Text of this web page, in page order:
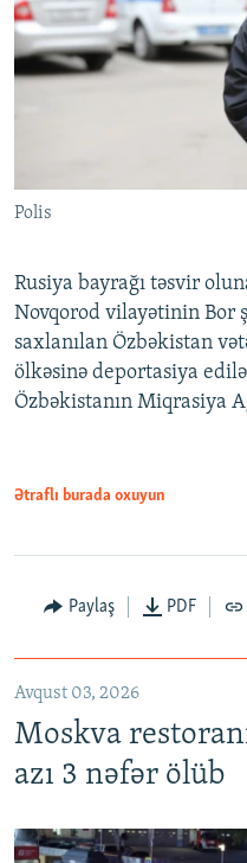
Polis
Rusiya bayrağı təsvir
Novqorod vilayətinin Bor
saxlanılan Özbəkistan
ölkəsinə deportasiya
Özbəkistanın Miqrasiya
Ətraflı burada oxuyun
Paylaş PDF
Avqust 03, 2026
Moskva
azı 3 nəfər ölüb